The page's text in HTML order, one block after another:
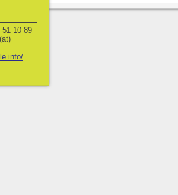
51 10 89